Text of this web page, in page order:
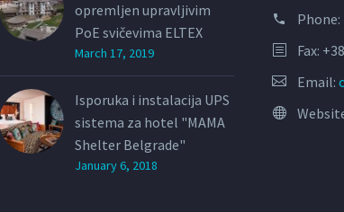
opremljen upravljivim
PoE svičevima ELTEX
March 17, 2019
Isporuka i instalacija UPS
sistema za hotel "MAMA
Shelter Belgrade"
January 6, 2018
Phone:
Fax:
Email: